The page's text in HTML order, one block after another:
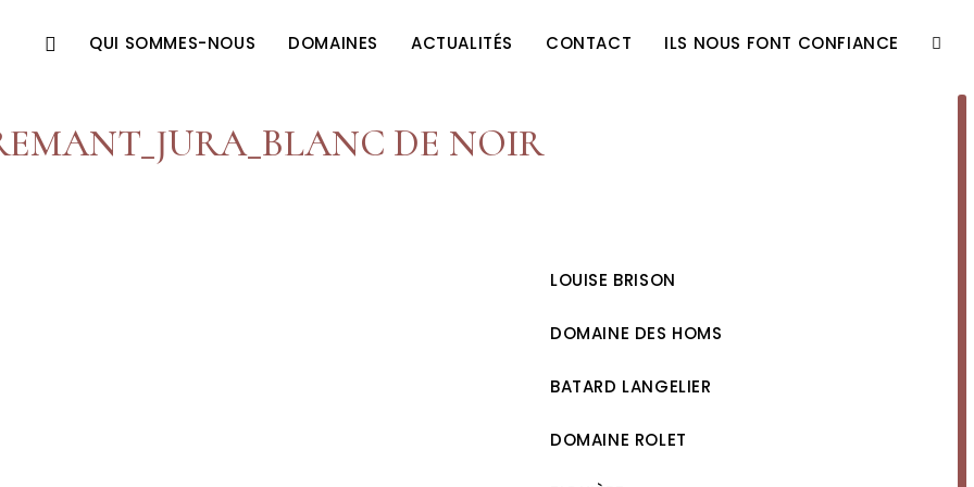
QUI SOMMES-NOUS DOMAINES ACTUALITÉS CONTACT ILS NOUS FONT CONFIANCE
DE NOIR
LOUISE BRISON
DOMAINE DES HOMS
BATARD LANGELIER
DOMAINE ROLET